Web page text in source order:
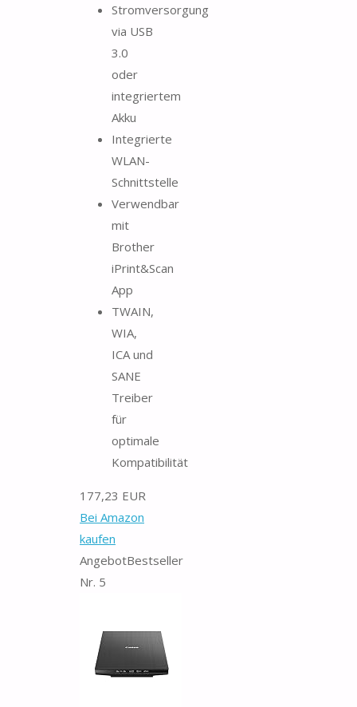
Stromversorgung
via USB
3.0
oder
integriertem
Akku
Integrierte
WLAN-
Schnittstelle
Verwendbar
mit
Brother
iPrint&Scan
App
TWAIN,
WIA,
ICA und
SANE
Treiber
für
optimale
Kompatibilität
177,23 EUR
Bei Amazon
kaufen
AngebotBestseller
Nr. 5